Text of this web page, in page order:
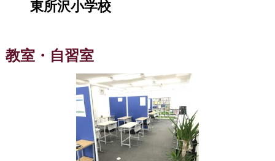
東所沢小学校
教室・自習室